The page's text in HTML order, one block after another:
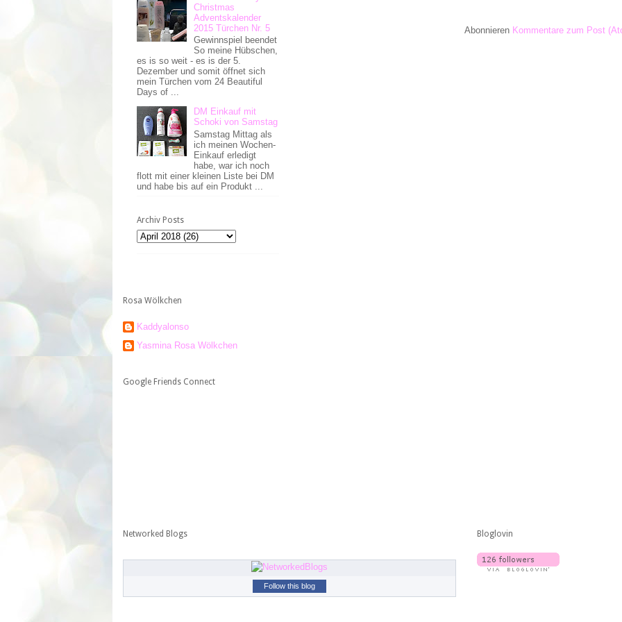
Abonnieren Kommentare zum Post
Christmas
Adventskalender
2015 Türchen Nr. 5
Gewinnspiel beendet
So meine Hübschen,
es is so weit - es is der 5.
Dezember und somit öffnet sich
mein Türchen vom 24 Beautiful
Days of ...
DM Einkauf mit
Schoki von Samstag
Samstag Mittag als
ich meinen Wochen-
Einkauf erledigt
habe, war ich noch
flott mit einer kleinen Liste bei DM
und habe bis auf ein Produkt ...
Archiv Posts
Rosa Wölkchen
Kaddyalonso
Yasmina Rosa Wölkchen
Google Friends Connect
Networked Blogs
Follow this blog
Bloglovin